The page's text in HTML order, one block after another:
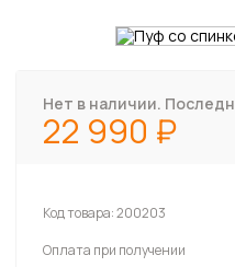
Нет в наличии.
22 990
Код товара:200203
Оплата при получении